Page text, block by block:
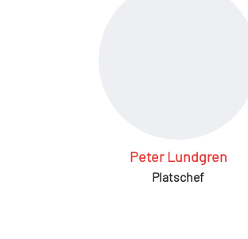
Peter Lundgren
Platschef